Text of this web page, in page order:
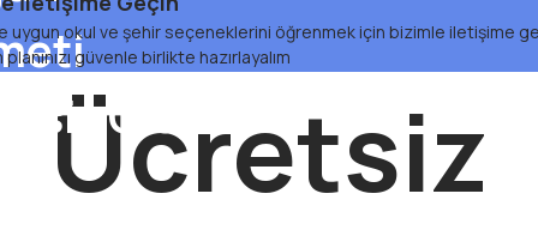
uygun okul ve şehir seçeneklerini öğrenmek için bizimle iletişime
planınızı güvenle birlikte hazırlayalım
Olarak
Ücretsiz